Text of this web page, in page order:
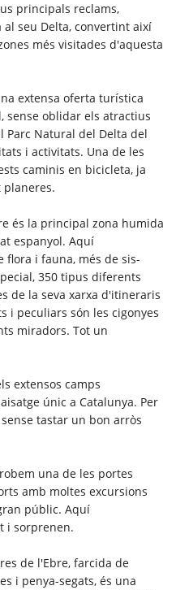
principals reclams,
seu Delta, convertint així
més visitades d'aquesta
extensa oferta turística
oblidar els atractius
Parc Natural del Delta del
i activitats. Una de les
caminis en bicicleta, ja
és la principal zona humida
espanyol. Aquí
i fauna, més de sis-
350 tipus diferents
de la seva xarxa d'itineraris
i peculiars són les cigonyes
miradors. Tot un
extensos camps
únic a Catalunya. Per
tastar un bon arròs
una de les portes
amb moltes excursions
públic. Aquí
i sorprenen.
de l'Ebre, farcida de
i penya-segats, és una